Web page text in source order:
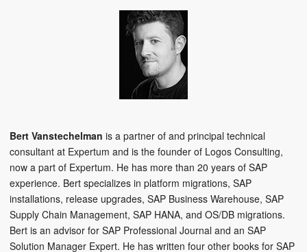
Bert Vanstechelman is a partner of and principal technical
consultant at Expertum and is the founder of Logos Consulting,
now a part of Expertum. He has more than 20 years of SAP
experience. Bert specializes in platform migrations, SAP
installations, release upgrades, SAP Business Warehouse, SAP
Supply Chain Management, SAP HANA, and OS/DB migrations.
Bert is an advisor for SAP Professional Journal and an SAP
Solution Manager Expert. He has written four other books for SAP